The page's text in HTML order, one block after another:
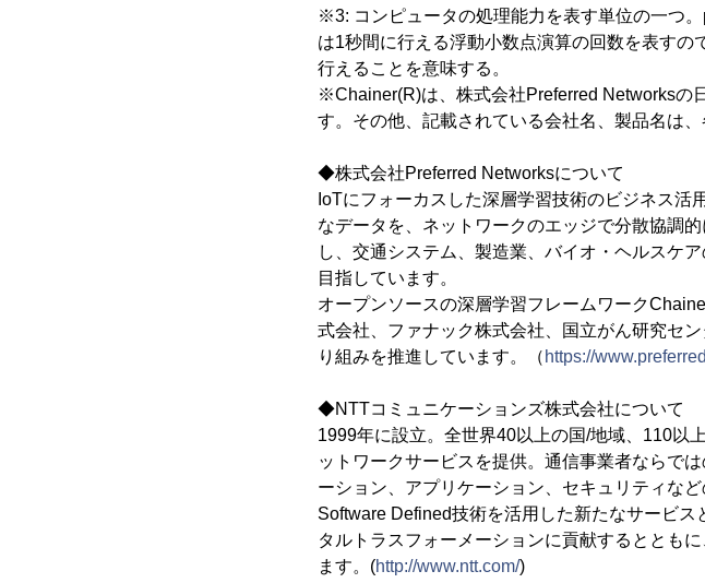
※3: コンピュータの処理能力を表す単位の一つ
は1秒間に行える浮動小数点演算の回数を表す
行えることを意味する。
※Chainer(R)は、株式会社Preferred Networksの
す。その他、記載されている会社名、製品名は
◆株式会社Preferred Networksについて
IoTにフォーカスした深層学習技術のビジネス
なデータを、ネットワークのエッジで分散協調
し、交通システム、製造業、バイオ・ヘルスケ
目指しています。
オープンソースの深層学習フレームワーク
式会社、ファナック株式会社、国立がん研究セ
り組みを推進しています。（ https://
◆NTTコミュニケーションズ株式会社について
1999年に設立。全世界40以上の国/地域、110以
ットワークサービスを提供。通信事業者ならで
ーション、アプリケーション、セキュリティな
Software Defined技術を活用した新たなサービ
タルトラスフォーメーションに貢献するととも
ます。(http://www.ntt.com/)